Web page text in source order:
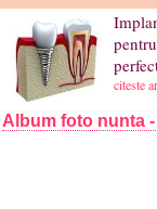
citeste
Album foto nunta